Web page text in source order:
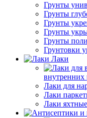
Грунты
Грунты
Грунты
Грунты
Грунты
Грунтовки
Лаки
внутренних
Лаки для
Лаки
Лаки яхтные